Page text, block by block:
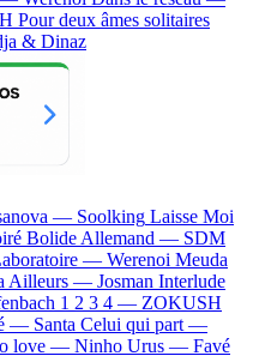
Pour deux âmes solitaires
& Dinaz
— Soolking Laisse Moi
Bolide Allemand — SDM
— Werenoi Meuda
Ailleurs — Josman Interlude
1 2 3 4 — ZOKUSH
— Santa Celui qui part —
love — Ninho Urus — Favé